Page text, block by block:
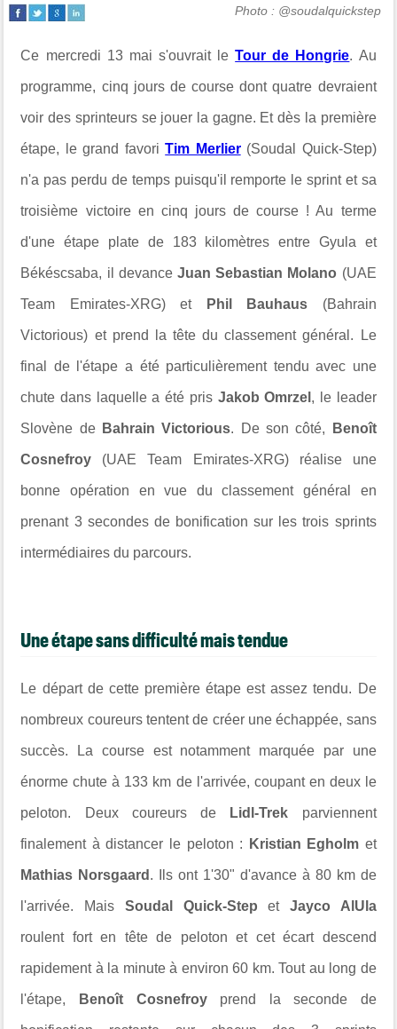
Photo : @soudalquickstep
Ce mercredi 13 mai s'ouvrait leTour de Hongrie. Au
programme, cinq jours de course dont quatre devraient
voir des sprinteurs se jouer la gagne. Et dès la première
étape, le grand favoriTim Merlier(Soudal Quick-Step)
n'a pas perdu de temps puisqu'il remporte le sprint et sa
troisième victoire en cinq jours de course ! Au terme
d'une étape plate de 183 kilomètres entre Gyula et
Békéscsaba, il devance Juan Sebastian Molano (UAE
Team Emirates-XRG) et Phil Bauhaus (Bahrain
Victorious) et prend la tête du classement général. Le
final de l'étape a été particulièrement tendu avec une
chute dans laquelle a été pris Jakob Omrzel , le leader
Slovène de Bahrain Victorious. De son côté, Benoît
Cosnefroy (UAE Team Emirates-XRG) réalise une
bonne opération en vue du classement général en
prenant 3 secondes de bonification sur les trois sprints
intermédiaires du parcours.
Une étape sans difficulté mais tendue
Le départ de cette première étape est assez tendu. De
nombreux coureurs tentent de créer une échappée, sans
succès. La course est notamment marquée par une
énorme chute à 133 km de l'arrivée, coupant en deux le
peloton. Deux coureurs de Lidl-Trek parviennent
finalement à distancer le peloton : Kristian Egholm et
Mathias Norsgaard . Ils ont 1'30" d'avance à 80 km de
l'arrivée. Mais Soudal Quick-Step et Jayco AlUla
roulent fort en tête de peloton et cet écart descend
rapidement à la minute à environ 60 km. Tout au long de
l'étape, Benoît Cosnefroyprend la seconde de